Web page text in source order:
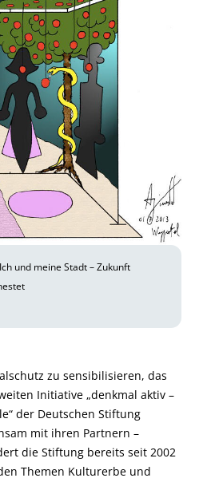
und meine Stadt – Zukunft
zu sensibilisieren, das
Initiative „denkmal aktiv –
der Deutschen Stiftung
mit ihren Partnern –
die Stiftung bereits seit 2002
Themen Kulturerbe und